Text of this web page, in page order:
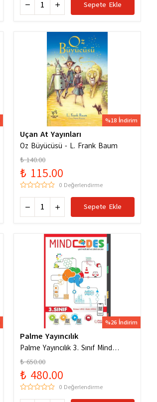
Sepete Ekle
%18 İndirim
Uçan At Yayınları
Oz Büyücüsü - L. Frank Baum
₺ 140.00
₺ 115.00
0 Değerlendirme
Sepete Ekle
%26 İndirim
Palme Yayıncılık
Palme Yayıncılık 3. Sınıf Mind
Codes Akıl Kodları
₺ 650.00
₺ 480.00
0 Değerlendirme